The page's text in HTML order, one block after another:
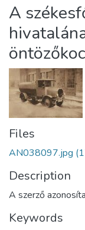
Statistics
About us
A
Files
AN038097.jpg
Description
A szerző
Keywords